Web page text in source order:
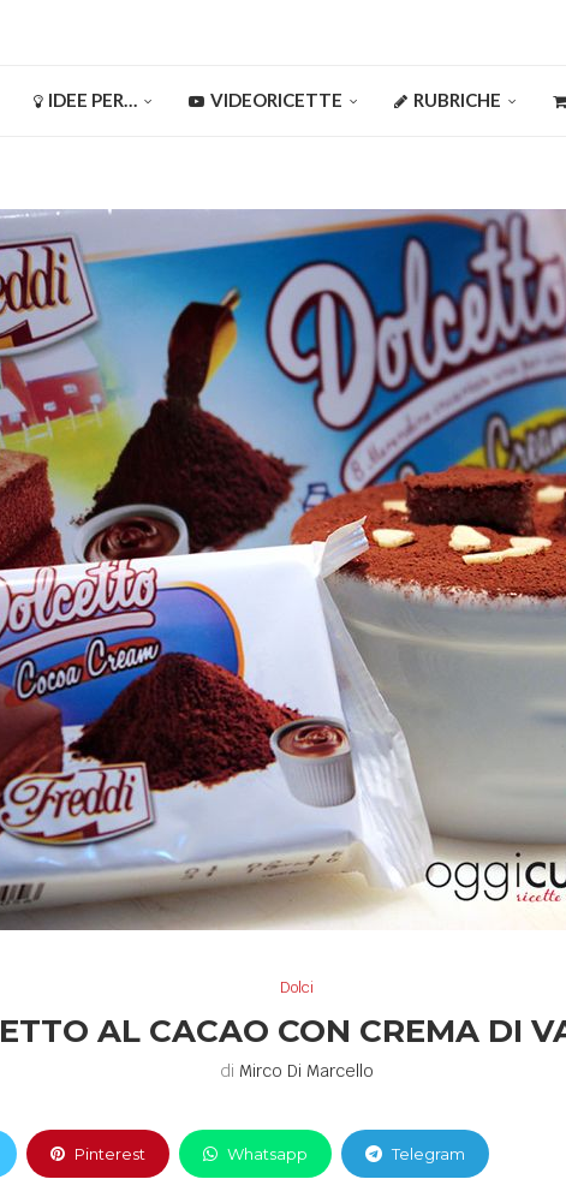
IDEE PER… VIDEORICETTE RUBRICHE
Dolci
AL CACAO CON CREMA DI
di Mirco Di Marcello
Pinterest Whatsapp Telegram